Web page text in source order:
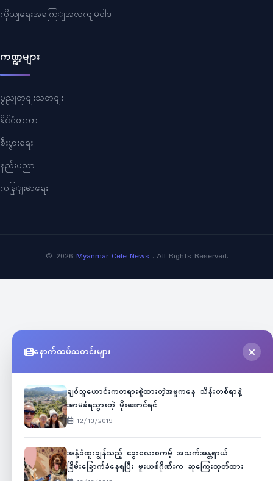
ကိုယျရေးအခကြျအလကျမူဝါဒ
ကဏ္ဍများ
ပွညျတှငျးသတငျး
နိုင်ငံတကာ
စီးပွားရေး
နည်းပညာ
ကနြျးမာရေး
© 2026 Myanmar Cele News . All Rights Reserved.
နောက်ထပ်သတင်းများ
ချစ်သူဟောင်းကတရားစွဲထားတဲ့အမှုကနေ သိန်းတစ်ရာနဲ့
အာမခံရသွားတဲ့ မိုးအောင်ရင်
12/13/2019
အနံ့ခံထူးချွန်သည့် ခွေးလေးစကမ့် အသက်အန္တရာယ်
ခြိမ်းခြောက်ခံနေရပြီး မူးယစ်ဂိုဏ်းက ဆုကြေးထုတ်ထား